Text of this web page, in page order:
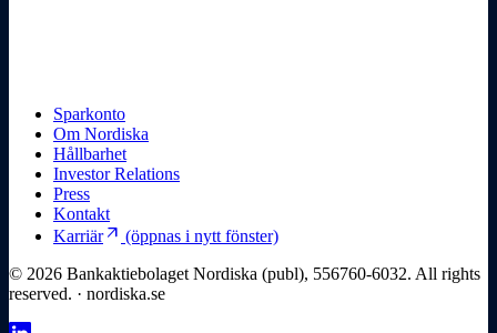
Sparkonto
Om Nordiska
Hållbarhet
Investor Relations
Press
Kontakt
Karriärarrow_outward (öppnas i nytt fönster)
© 2026 Bankaktiebolaget Nordiska (publ), 556760-6032. All rights
reserved. · nordiska.se